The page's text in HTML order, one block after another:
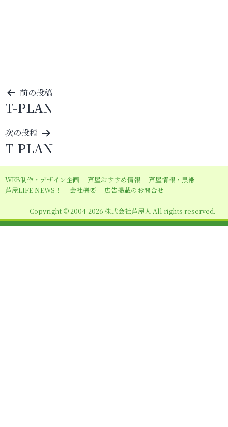
投
稿
ナ
ビ
ゲ
ー
シ
ン
前の投稿
T-PLAN
次の投稿
T-PLAN
WEB制作・デザイン企画 芦屋おすすめ情報
芦屋情報・黒帯
芦屋LIFE NEWS！
会社概要 広告掲載のお問合せ
Copyright © 2004-2026 株式会社芦屋人 All rights reserved.